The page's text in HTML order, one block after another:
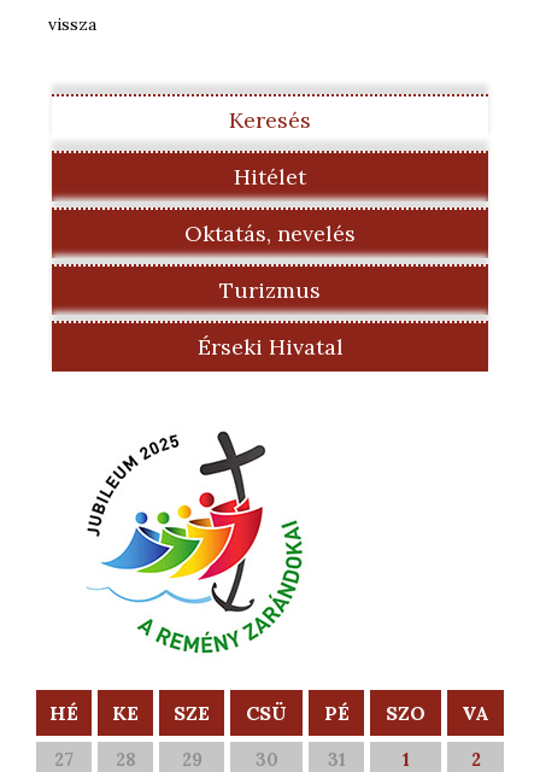
vissza
Keresés
Hitélet
Oktatás, nevelés
Turizmus
Érseki Hivatal
HÉ KE SZE CSÜ PÉ SZO VA
27 28 29 30 31 1
2